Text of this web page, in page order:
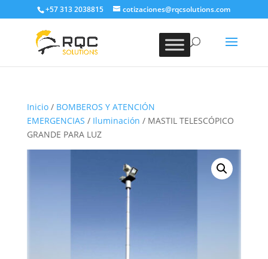
+57 313 2038815 cotizaciones@rqcsolutions.com
Inicio/ BOMBEROS Y ATENCIÓN
EMERGENCIAS / Iluminación / MASTIL TELESCÓPICO
GRANDE PARA LUZ